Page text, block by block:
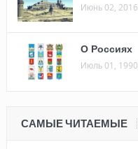
Июнь 02, 2016
О Россиях
Июль 01, 1990
САМЫЕ ЧИТАЕМЫЕ